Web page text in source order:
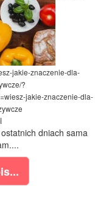
jakie-znaczenie-dla-
?
jakie-znaczenie-dla-
dniach sama